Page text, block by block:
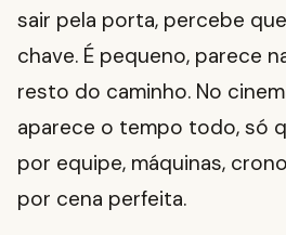
sair pela porta, percebe
chave. É pequeno, parece
resto do caminho. No
aparece o tempo todo, só
por equipe, máquinas,
por cena perfeita.